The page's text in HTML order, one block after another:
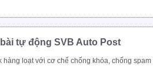
tự động SVB Auto Post
page, cmt group tự động nhanh chóng Spam inbox theo bạn bè, theo Uid. Giải quyết triệt để bài toán spam của Facebook Tiếp cận khách hàng tiềm năng nhanh chóng Dễ dàng chăm sóc khách hàng, tiết kiệm thời gian hiệu quả